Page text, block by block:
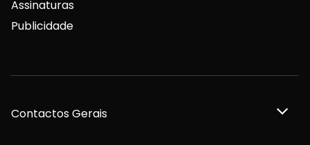
Assinaturas
Publicidade
Contactos Gerais